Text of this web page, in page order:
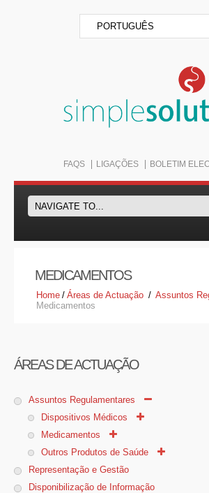
FAQS LIGAÇÕES BOLETIM
MEDICAMENTOS
Home / Áreas de Actuação / Assuntos
Medicamentos
ÁREAS DE ACTUAÇÃO
Assuntos Regulamentares
Dispositivos Médicos
Medicamentos
Outros Produtos de Saúde
Representação e Gestão
Disponibilização de Informação